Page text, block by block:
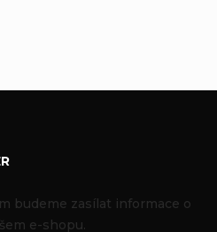
budeme zasílat informace o
e-shopu.